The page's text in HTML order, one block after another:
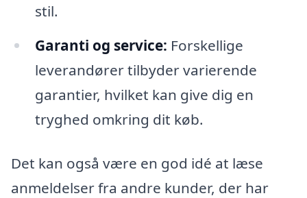
stil.
Garanti og service: Forskellige
leverandører tilbyder varierende
garantier, hvilket kan give dig en
tryghed omkring dit køb.
Det kan også være en god idé at læse
anmeldelser fra andre kunder, der har